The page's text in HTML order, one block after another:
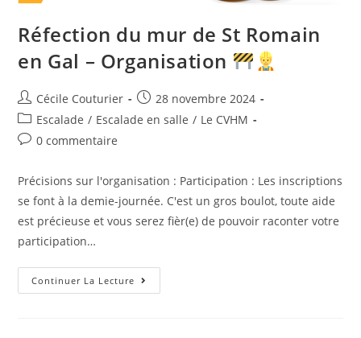
Réfection du mur de St Romain
en Gal – Organisation
Cécile Couturier
28 novembre 2024
Escalade / Escalade en salle / Le CVHM
0 commentaire
Précisions sur l'organisation : Participation : Les inscriptions
se font à la demie-journée. C'est un gros boulot, toute aide
est précieuse et vous serez fièr(e) de pouvoir raconter votre
participation…
Continuer La Lecture